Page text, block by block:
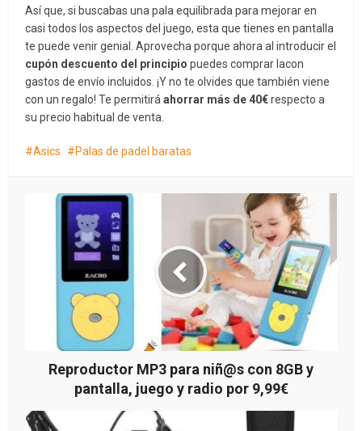
Así que, si buscabas una pala equilibrada para mejorar en
casi todos los aspectos del juego, esta que tienes en pantalla
te puede venir genial. Aprovecha porque ahora al introducir el
cupón descuento del principio puedes comprar lacon
gastos de envío incluidos. ¡Y no te olvides que también viene
con un regalo! Te permitirá ahorrar más de 40€respecto a
su precio habitual de venta.
Asics Palas de padel baratas
Reproductor MP3 para niñ@s con 8GB y
pantalla, juego y radio por 9,99€